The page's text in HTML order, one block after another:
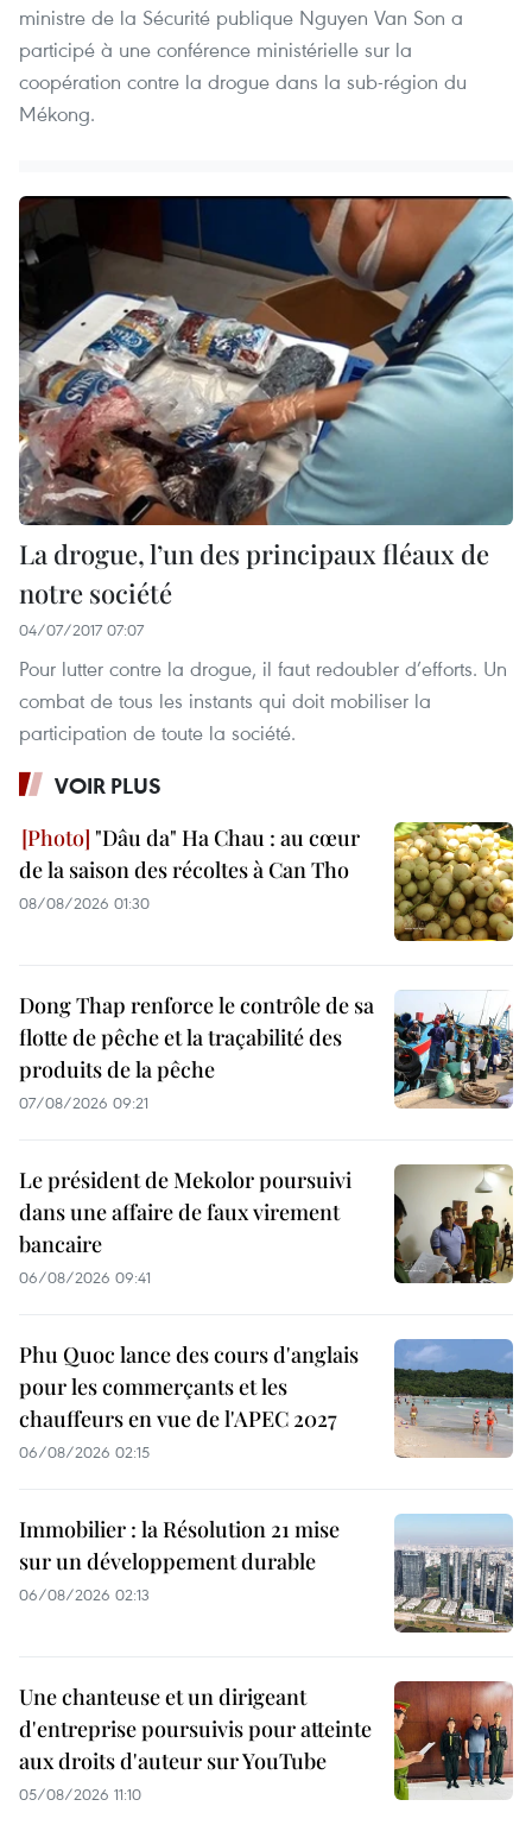
ministre de la Sécurité publique Nguyen Van Son a
participé à une conférence ministérielle sur la
coopération contre la drogue dans la sub-région du
Mékong.
La drogue, l’un des principaux fléaux de
notre société
04/07/2017 07:07
Pour lutter contre la drogue, il faut redoubler d’efforts. Un
combat de tous les instants qui doit mobiliser la
participation de toute la société.
VOIR PLUS
"Dâu da" Ha Chau : au cœur
de la saison des récoltes à Can Tho
08/08/2026 01:30
Dong Thap renforce le contrôle de sa
flotte de pêche et la traçabilité des
produits de la pêche
07/08/2026 09:21
Le président de Mekolor poursuivi
dans une affaire de faux virement
bancaire
06/08/2026 09:41
Phu Quoc lance des cours d'anglais
pour les commerçants et les
chauffeurs en vue de l'APEC 2027
06/08/2026 02:15
Immobilier : la Résolution 21 mise
sur un développement durable
06/08/2026 02:13
Une chanteuse et un dirigeant
d'entreprise poursuivis pour atteinte
aux droits d'auteur sur YouTube
05/08/2026 11:10